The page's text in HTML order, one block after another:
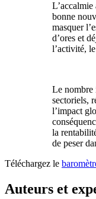
bonne
masquer
d’ores et
l’activité,
Le nombre
sectoriels,
l’impact
la
de peser
Téléchargez le
Auteurs et